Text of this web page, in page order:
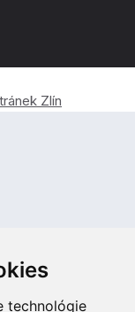
technológie
Zlín